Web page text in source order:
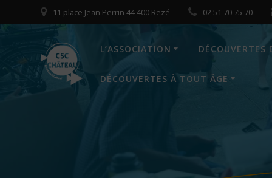
to
11 place Jean Perrin 44 400 Rezé 02 51 70 75 70
L’ASSOCIATION DÉCOUVERTES
DÉCOUVERTES À TOUT ÂGE